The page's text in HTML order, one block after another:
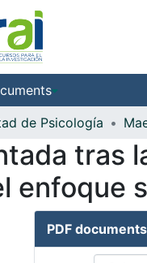
de Psicología
tras
enfoque
PDF documents